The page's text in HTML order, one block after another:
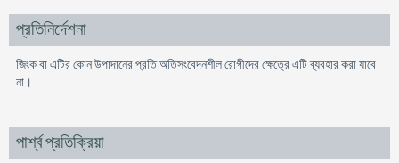
প্রতিনির্দেশনা
জিংক বা এটির কোন উপাদানের প্রতি অতিসংবেদনশীল রোগীদের ক্ষেত্রে এটি ব্যবহার করা যাবে
না।
পার্শ্ব প্রতিক্রিয়া